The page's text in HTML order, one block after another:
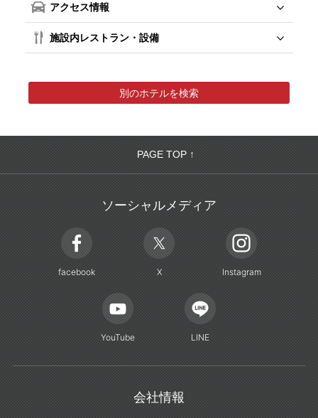
アクセス情報
施設内レストラン・設備
別のホテルを検索
PAGE TOP ↑
ソーシャルメディア
facebook X Instagram
YouTube LINE
会社情報